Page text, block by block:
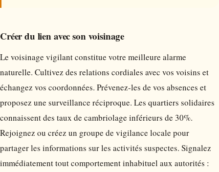
Créer du lien avec son voisinage
Le voisinage vigilant constitue votre meilleure alarme
naturelle. Cultivez des relations cordiales avec vos voisins et
échangez vos coordonnées. Prévenez-les de vos absences et
proposez une surveillance réciproque. Les quartiers solidaires
connaissent des taux de cambriolage inférieurs de 30%.
Rejoignez ou créez un groupe de vigilance locale pour
partager les informations sur les activités suspectes. Signalez
immédiatement tout comportement inhabituel aux autorités :